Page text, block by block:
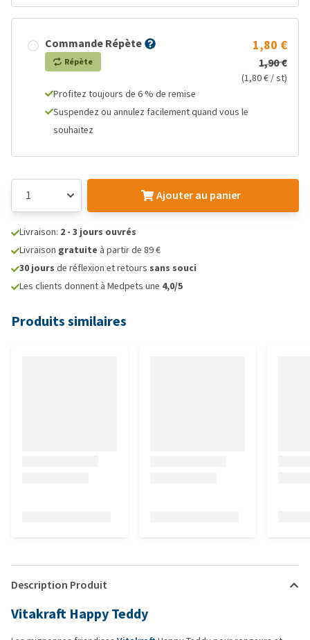
Commande Répète
Répète
1,80 €
1,90 €
(1,80 € / st)
Profitez toujours de 6 % de remise
Suspendez ou annulez facilement quand vous le
souhaitez
Ajouter au panier
Livraison: 2 - 3 jours ouvrés
Livraison gratuite à partir de 89 €
30 jours de réflexion et retours sans souci
Les clients donnent à Medpets une 4,0/5
Produits similaires
Description Produit
Vitakraft Happy Teddy